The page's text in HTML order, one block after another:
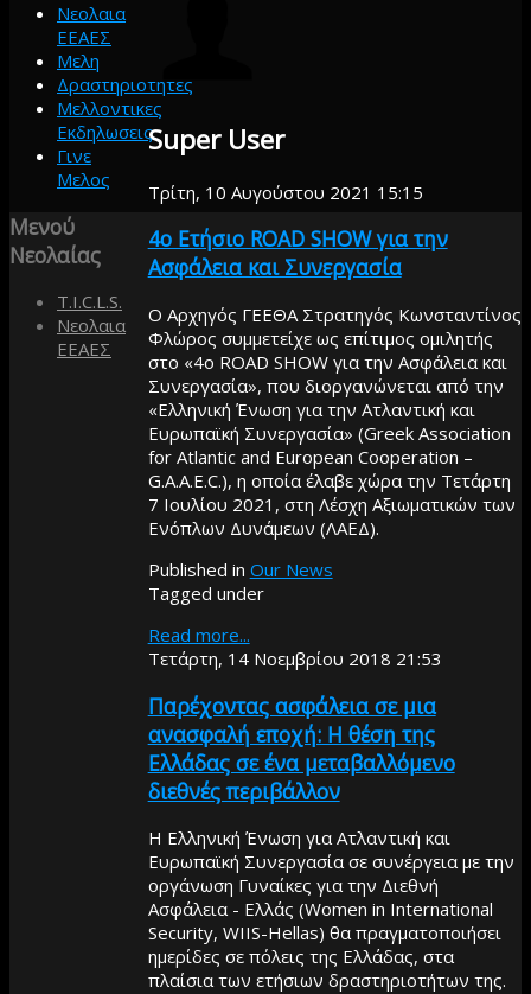
Super User
Τρίτη, 10 Αυγούστου 2021 15:15
4ο Ετήσιο ROAD SHOW για την
Ασφάλεια και Συνεργασία
Ο Αρχηγός ΓΕΕΘΑ Στρατηγός Κωνσταντίνος
Φλώρος συμμετείχε ως επίτιμος ομιλητής
στο «4ο ROAD SHOW για την Ασφάλεια και
Συνεργασία», που διοργανώνεται από την
«Ελληνική Ένωση για την Ατλαντική και
Ευρωπαϊκή Συνεργασία» (Greek Association
for Atlantic and European Cooperation –
G.A.A.E.C.), η οποία έλαβε χώρα την Τετάρτη
7 Ιουλίου 2021, στη Λέσχη Αξιωματικών των
Ενόπλων Δυνάμεων (ΛΑΕΔ).
Published in Our News
Tagged under
Read more...
Τετάρτη, 14 Νοεμβρίου 2018 21:53
Παρέχοντας ασφάλεια σε μια
ανασφαλή εποχή: Η θέση της
Ελλάδας σε ένα μεταβαλλόμενο
διεθνές περιβάλλον
Η Ελληνική Ένωση για Ατλαντική και
Ευρωπαϊκή Συνεργασία σε συνέργεια με την
οργάνωση Γυναίκες για την Διεθνή
Ασφάλεια - Ελλάς (Women in International
Security, WIIS-Hellas) θα πραγματοποιήσει
ημερίδες σε πόλεις της Ελλάδας, στα
πλαίσια των ετήσιων δραστηριοτήτων της.
Νεολαια
ΕΕΑΕΣ
Μελη
Δραστηριοτητες
Μελλοντικες
Εκδηλωσεις
Γινε
Μελος
Μενού
Νεολαίας
T.I.C.L.S.
Νεολαια
ΕΕΑΕΣ